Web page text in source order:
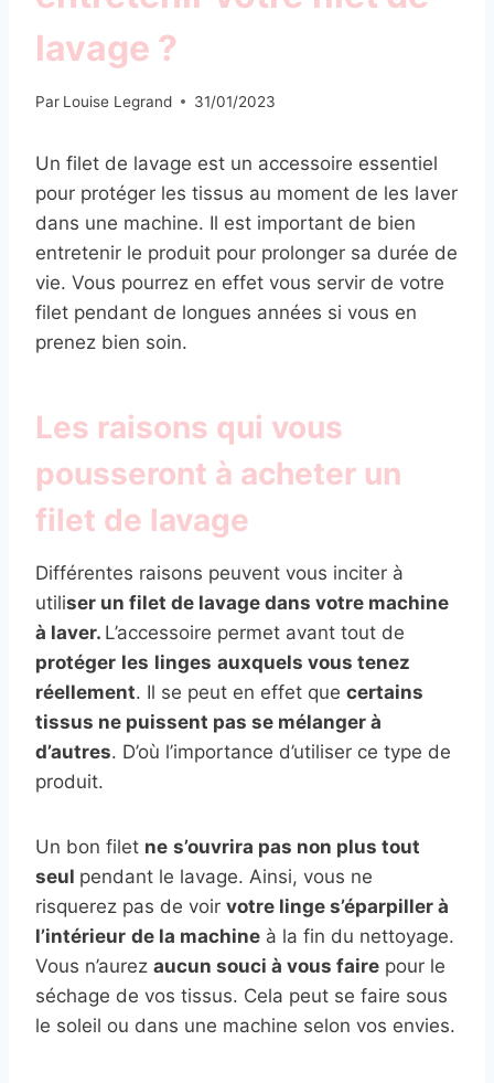
lavage ?
Par Louise Legrand 31/01/2023
Un filet de lavage est un accessoire essentiel
pour protéger les tissus au moment de les laver
dans une machine. Il est important de bien
entretenir le produit pour prolonger sa durée de
vie. Vous pourrez en effet vous servir de votre
filet pendant de longues années si vous en
prenez bien soin.
Les raisons qui vous
pousseront à acheter un
filet de lavage
Différentes raisons peuvent vous inciter à
utiliser un filet de lavage dans votre machine
à laver. L’accessoire permet avant tout de
protéger les linges auxquels vous tenez
réellement. Il se peut en effet que certains
tissus ne puissent pas se mélanger à
d’autres. D’où l’importance d’utiliser ce type de
produit.
Un bon filet ne s’ouvrira pas non plus tout
seul pendant le lavage. Ainsi, vous ne
risquerez pas de voir votre linge s’éparpiller à
l’intérieur de la machine à la fin du nettoyage.
Vous n’aurez aucun souci à vous faire pour le
séchage de vos tissus. Cela peut se faire sous
le soleil ou dans une machine selon vos envies.